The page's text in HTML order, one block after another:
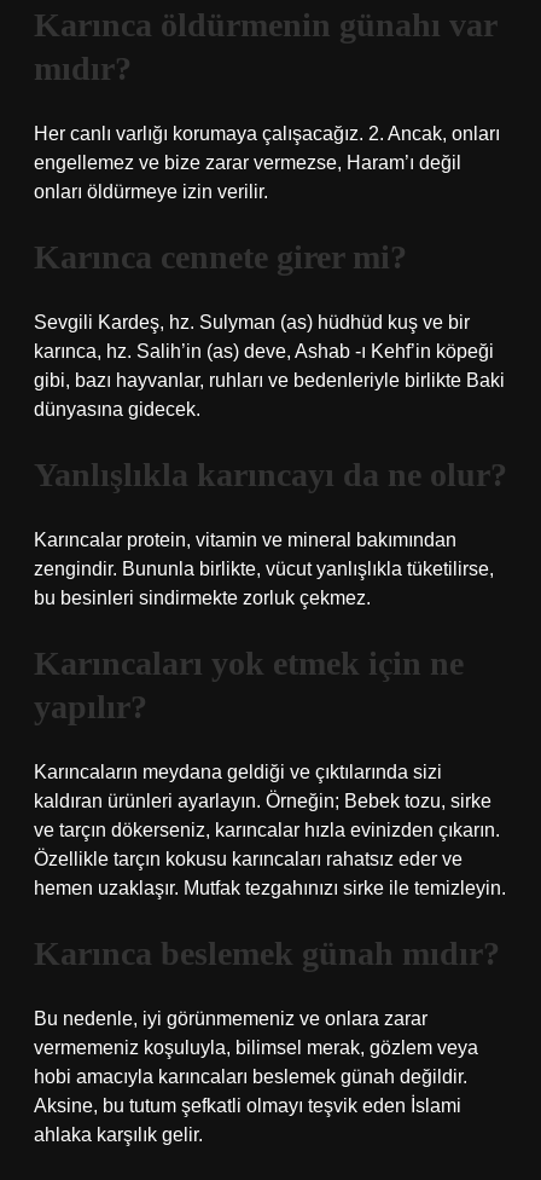
Karınca öldürmenin günahı var
mıdır?
Her canlı varlığı korumaya çalışacağız. 2. Ancak, onları
engellemez ve bize zarar vermezse, Haram’ı değil
onları öldürmeye izin verilir.
Karınca cennete girer mi?
Sevgili Kardeş, hz. Sulyman (as) hüdhüd kuş ve bir
karınca, hz. Salih’in (as) deve, Ashab -ı Kehf’in köpeği
gibi, bazı hayvanlar, ruhları ve bedenleriyle birlikte Baki
dünyasına gidecek.
Yanlışlıkla karıncayı da ne olur?
Karıncalar protein, vitamin ve mineral bakımından
zengindir. Bununla birlikte, vücut yanlışlıkla tüketilirse,
bu besinleri sindirmekte zorluk çekmez.
Karıncaları yok etmek için ne
yapılır?
Karıncaların meydana geldiği ve çıktılarında sizi
kaldıran ürünleri ayarlayın. Örneğin; Bebek tozu, sirke
ve tarçın dökerseniz, karıncalar hızla evinizden çıkarın.
Özellikle tarçın kokusu karıncaları rahatsız eder ve
hemen uzaklaşır. Mutfak tezgahınızı sirke ile temizleyin.
Karınca beslemek günah mıdır?
Bu nedenle, iyi görünmemeniz ve onlara zarar
vermemeniz koşuluyla, bilimsel merak, gözlem veya
hobi amacıyla karıncaları beslemek günah değildir.
Aksine, bu tutum şefkatli olmayı teşvik eden İslami
ahlaka karşılık gelir.